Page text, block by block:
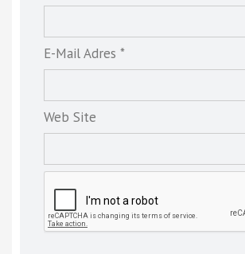
E-Mail Adres *
Web Site